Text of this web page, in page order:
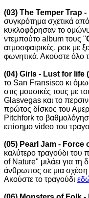
(03) The Temper Trap
συγκρότημα σχετικά
κυκλοφόρησαν το
ντεμπούτο album τους "
ατμοσφαιρικές, ροκ με
φωνητικά. Ακούστε όλο
(04) Girls - Lust for life
το San Fransisco κι
στις μουσικές τους με
Glasvegas και το
πρώτος δίσκος του
Pitchfork το
επίσημο video του
(05) Pearl Jam - Force
καλύτερο τραγούδι
of Nature" μιλάει για τη
άνθρωπος σε μια σχέση
Ακούστε το τραγούδι